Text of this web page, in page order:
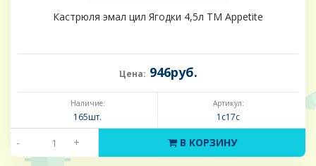
Кастрюля эмал цил Ягодки 4,5л ТМ Appetite
Цена: 946руб.
Наличие:
165шт.
Артикул:
1с17с
- + В КОРЗИНУ